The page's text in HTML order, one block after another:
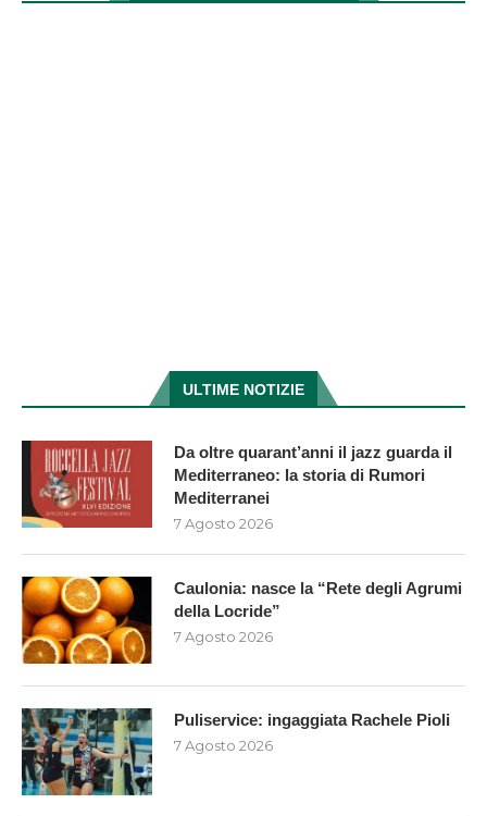
ULTIME NOTIZIE
Da oltre quarant’anni il jazz guarda il
Mediterraneo: la storia di Rumori
Mediterranei
7 Agosto 2026
Caulonia: nasce la “Rete degli Agrumi
della Locride”
7 Agosto 2026
Puliservice: ingaggiata Rachele Pioli
7 Agosto 2026